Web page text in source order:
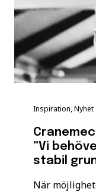
Inspiration, Nyhet
”Vi
stabil
När